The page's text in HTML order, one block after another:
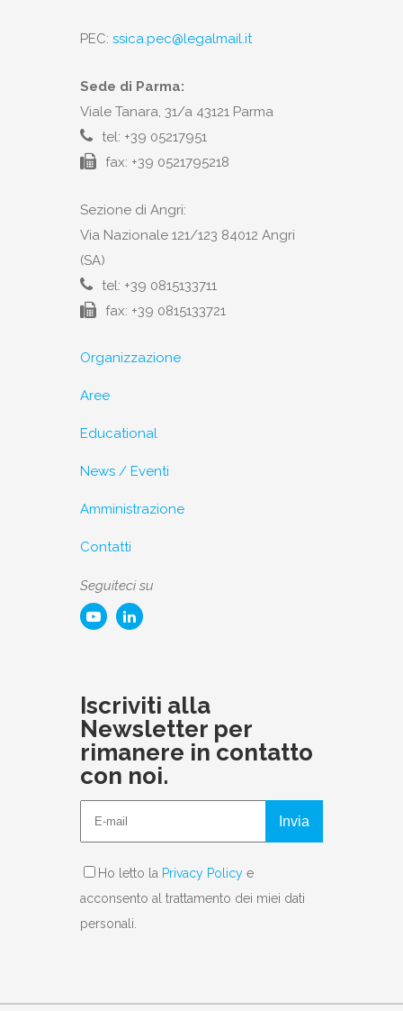
PEC: ssica.pec@legalmail.it
Sede di Parma:
Viale Tanara, 31/a 43121 Parma
tel: +39 05217951
fax: +39 0521795218
Sezione di Angri:
Via Nazionale 121/123 84012 Angri
(SA)
tel: +39 0815133711
fax: +39 0815133721
Organizzazione
Aree
Educational
News / Eventi
Amministrazione
Contatti
Seguiteci su
Iscriviti alla
Newsletter per
rimanere in contatto
con noi.
Invia
Ho letto la Privacy Policy e
acconsento al trattamento dei miei dati
personali.